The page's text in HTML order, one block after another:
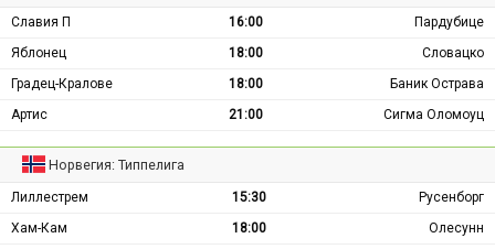
Славия П 16:00
Пардубице
Яблонец
18:00
Словацко
Градец-Кралове
18:00
Баник Острава
Артис
21:00 Сигма Оломоуц
Норвегия: Типпелига
Лиллестрем 15:30
Русенборг
Хам-Кам
18:00
Олесунн